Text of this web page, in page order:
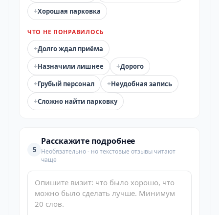
+Хорошая парковка
ЧТО НЕ ПОНРАВИЛОСЬ
+Долго ждал приёма
+Назначили лишнее +Дорого
+Грубый персонал +Неудобная запись
+Сложно найти парковку
5
Расскажите подробнее
Необязательно - но текстовые отзывы читают
чаще